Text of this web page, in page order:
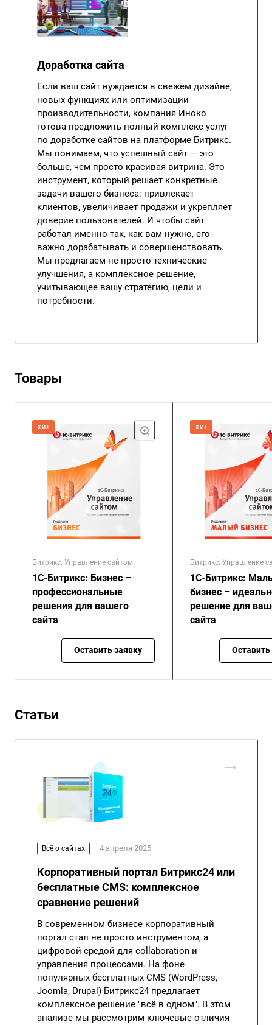
Доработка сайта
Если ваш сайт нуждается в свежем дизайне,
новых функциях или оптимизации
производительности, компания Иноко
готова предложить полный комплекс услуг
по доработке сайтов на платформе Битрикс.
Мы понимаем, что успешный сайт — это
больше, чем просто красивая витрина. Это
инструмент, который решает конкретные
задачи вашего бизнеса: привлекает
клиентов, увеличивает продажи и укрепляет
доверие пользователей. И чтобы сайт
работал именно так, как вам нужно, его
важно дорабатывать и совершенствовать.
Мы предлагаем не просто технические
улучшения, а комплексное решение,
учитывающее вашу стратегию, цели и
потребности.
Товары
ХИТ
Битрикс: Управление сайтом
1С-Битрикс: Бизнес –
профессиональные
решения для вашего
сайта
Оставить заявку
ХИТ
Битрикс: Управление
1С-Битрикс:
бизнес –
решение для
сайта
Оставить
Статьи
Всё о сайтах 4 апреля 2025
Корпоративный портал Битрикс24 или
бесплатные CMS: комплексное
сравнение решений
В современном бизнесе корпоративный
портал стал не просто инструментом, а
цифровой средой для collaboration и
управления процессами. На фоне
популярных бесплатных CMS (WordPress,
Joomla, Drupal) Битрикс24 предлагает
комплексное решение "всё в одном". В этом
анализе мы рассмотрим ключевые отличия